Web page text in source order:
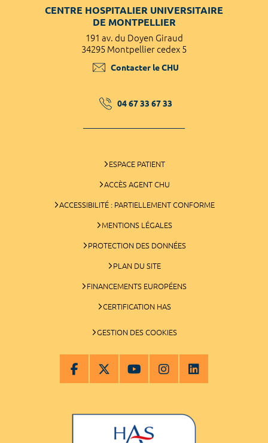
CENTRE HOSPITALIER UNIVERSITAIRE
DE MONTPELLIER
191 av. du Doyen Giraud
34295 Montpellier cedex 5
Contacter le CHU
04 67 33 67 33
ESPACE PATIENT
ACCÈS AGENT CHU
ACCESSIBILITÉ : PARTIELLEMENT CONFORME
MENTIONS LÉGALES
PROTECTION DES DONNÉES
PLAN DU SITE
FINANCEMENTS EUROPÉENS
CERTIFICATION HAS
GESTION DES COOKIES